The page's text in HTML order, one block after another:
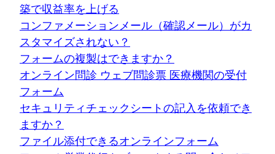
築で収益率を上げる
コンファメーションメール（確認メール）がカ
スタマイズされない？
フォームの複製はできますか？
オンライン問診 ウェブ問診票 医療機関の受付
フォーム
セキュリティチェックシートの記入を依頼でき
ますか？
ファイル添付できるオンラインフォーム